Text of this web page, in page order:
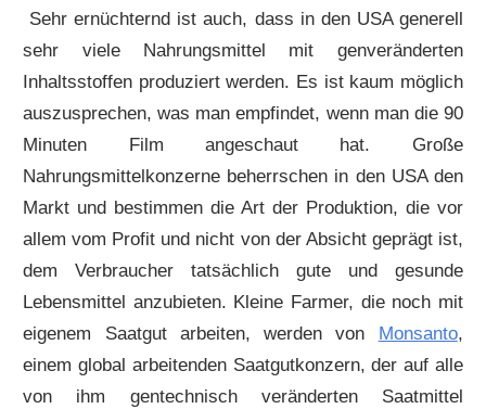
Sehr ernüchternd ist auch, dass in den USA generell
sehr viele Nahrungsmittel mit genveränderten
Inhaltsstoffen produziert werden. Es ist kaum möglich
auszusprechen, was man empfindet, wenn man die 90
Minuten Film angeschaut hat. Große
Nahrungsmittelkonzerne beherrschen in den USA den
Markt und bestimmen die Art der Produktion, die vor
allem vom Profit und nicht von der Absicht geprägt ist,
dem Verbraucher tatsächlich gute und gesunde
Lebensmittel anzubieten. Kleine Farmer, die noch mit
eigenem Saatgut arbeiten, werden von
Monsanto,
einem global arbeitenden Saatgutkonzern, der auf alle
von ihm gentechnisch veränderten Saatmittel